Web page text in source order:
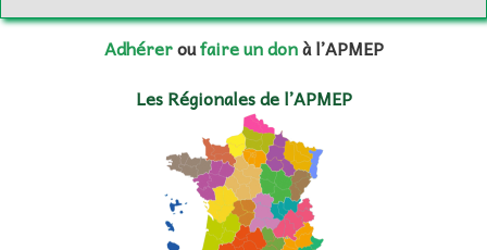
Adhéreroufaire un donà l’APMEP
Les Régionales de l’APMEP